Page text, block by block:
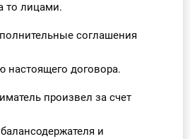
то лицами.
соглашения
настоящего договора.
произвел за счет
и